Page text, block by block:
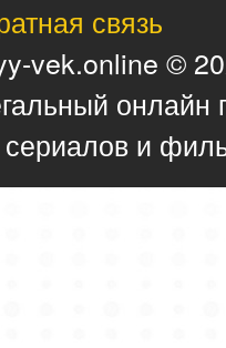
связь
vek.online ©
онлайн
и